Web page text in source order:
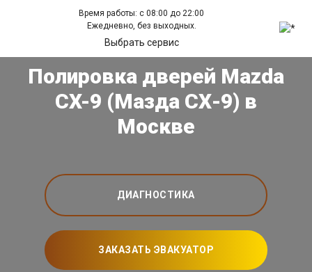
Время работы: с 08:00 до 22:00
Ежедневно, без выходных.
Выбрать сервис
Полировка дверей Mazda
CX-9 (Мазда СХ-9) в
Москве
ДИАГНОСТИКА
ЗАКАЗАТЬ ЭВАКУАТОР